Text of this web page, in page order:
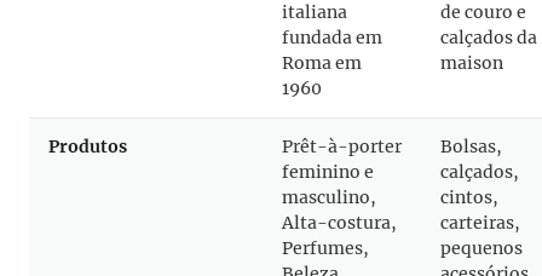
italiana
fundada em
Roma em
1960
de couro e
calçados da
maison
Produtos
Prêt-à-porter
feminino e
masculino,
Alta-costura,
Perfumes,
Bolsas,
calçados,
cintos,
carteiras,
pequenos